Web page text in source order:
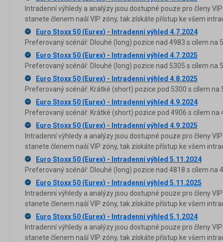
Intradenní výhledy a analýzy jsou dostupné pouze pro členy
stanete členem naší VIP zóny, tak získáte přístup ke všem
Euro Stoxx 50 (Eurex) - Intradenní výhled 4.7.2024
Preferovaný scénář: Dlouhé (long) pozice nad 4983 s cílem na
Euro Stoxx 50 (Eurex) - Intradenní výhled 4.7.2025
Preferovaný scénář: Dlouhé (long) pozice nad 5305 s cílem na
Euro Stoxx 50 (Eurex) - Intradenní výhled 4.8.2025
Preferovaný scénář: Krátké (short) pozice pod 5300 s cílem na
Euro Stoxx 50 (Eurex) - Intradenní výhled 4.9.2024
Preferovaný scénář: Krátké (short) pozice pod 4906 s cílem na
Euro Stoxx 50 (Eurex) - Intradenní výhled 4.9.2025
Intradenní výhledy a analýzy jsou dostupné pouze pro členy
stanete členem naší VIP zóny, tak získáte přístup ke všem
Euro Stoxx 50 (Eurex) - Intradenní výhled 5.11.2024
Preferovaný scénář: Dlouhé (long) pozice nad 4818 s cílem na
Euro Stoxx 50 (Eurex) - Intradenní výhled 5.11.2025
Intradenní výhledy a analýzy jsou dostupné pouze pro členy
stanete členem naší VIP zóny, tak získáte přístup ke všem
Euro Stoxx 50 (Eurex) - Intradenní výhled 5.1.2024
Intradenní výhledy a analýzy jsou dostupné pouze pro členy
stanete členem naší VIP zóny, tak získáte přístup ke všem